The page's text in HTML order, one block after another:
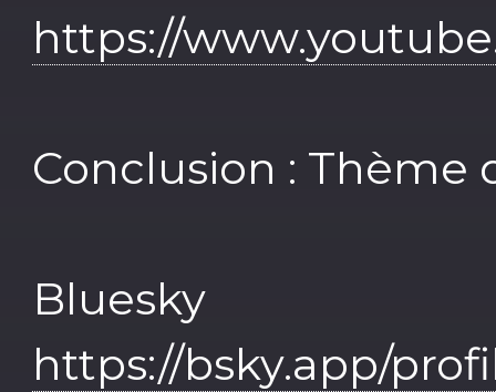
https://
Conclusion :
https://bsky.app/